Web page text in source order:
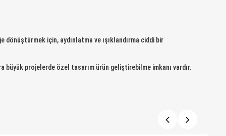
için, aydınlatma ve ışıklandırma ciddi bir
projelerde özel tasarım ürün geliştirebilme imkanı vardır.